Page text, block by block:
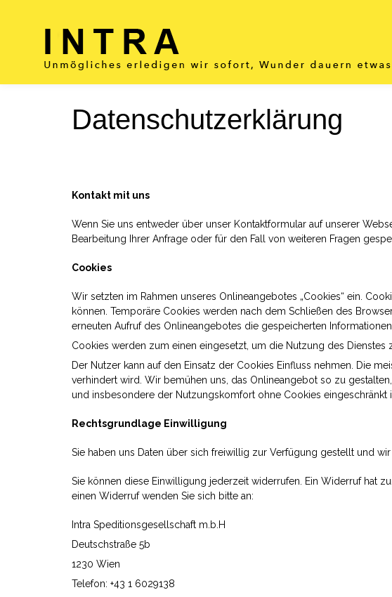
Datenschutzerklärung
Kontakt mit uns
Wenn Sie uns entweder über unser Kontaktformular auf unserer
Bearbeitung Ihrer Anfrage oder für den Fall von weiteren Fragen
Cookies
Wir setzten im Rahmen unseres Onlineangebotes „Cookies“ ein.
können. Temporäre Cookies werden nach dem Schließen des
erneuten Aufruf des Onlineangebotes die gespeicherten
Cookies werden zum einen eingesetzt, um die Nutzung des
Der Nutzer kann auf den Einsatz der Cookies Einfluss nehmen. Die
verhindert wird. Wir bemühen uns, das Onlineangebot so zu
und insbesondere der Nutzungskomfort ohne Cookies eingeschränkt
Rechtsgrundlage Einwilligung
Sie haben uns Daten über sich freiwillig zur Verfügung gestellt und
Sie können diese Einwilligung jederzeit widerrufen. Ein Widerruf hat
einen Widerruf wenden Sie sich bitte an:
Intra Speditionsgesellschaft m.b.H
Deutschstraße 5b
1230 Wien
Telefon: +43 1 6029138